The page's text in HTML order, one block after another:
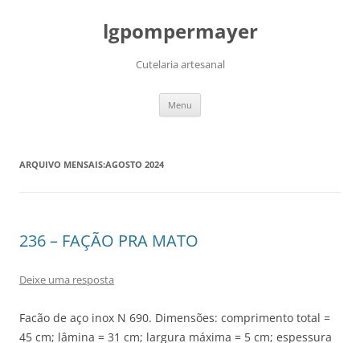
lgpompermayer
Cutelaria artesanal
Menu
ARQUIVO MENSAIS:AGOSTO 2024
236 – FAÇÃO PRA MATO
Deixe uma resposta
Facão de aço inox N 690. Dimensões: comprimento total =
45 cm; lâmina = 31 cm; largura máxima = 5 cm; espessura